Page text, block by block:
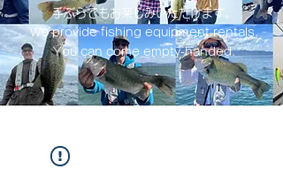
手ぶらでもお楽しみいただけます。
We provide fishing equipment rentals.
You can come empty-handed.